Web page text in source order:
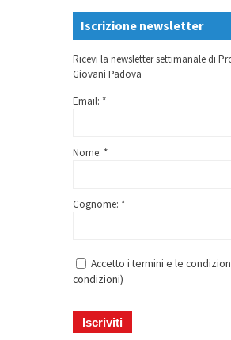
Iscrizione newsletter
Ricevi la newsletter settimanale di
Giovani Padova
Email: *
Nome: *
Cognome: *
Accetto i termini e le
condizioni)